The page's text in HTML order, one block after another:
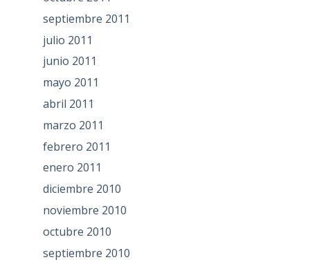
septiembre 2011
julio 2011
junio 2011
mayo 2011
abril 2011
marzo 2011
febrero 2011
enero 2011
diciembre 2010
noviembre 2010
octubre 2010
septiembre 2010